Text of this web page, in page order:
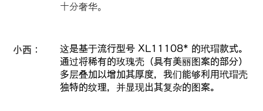
十分奢华。
小西：
这是基于流行型号 XL11108* 的玳瑁款式。
通过将稀有的玫瑰壳（具有美丽图案的部分）
多层叠加以增加其厚度，我们能够利用玳瑁壳
独特的纹理，并显现出其复杂的图案。